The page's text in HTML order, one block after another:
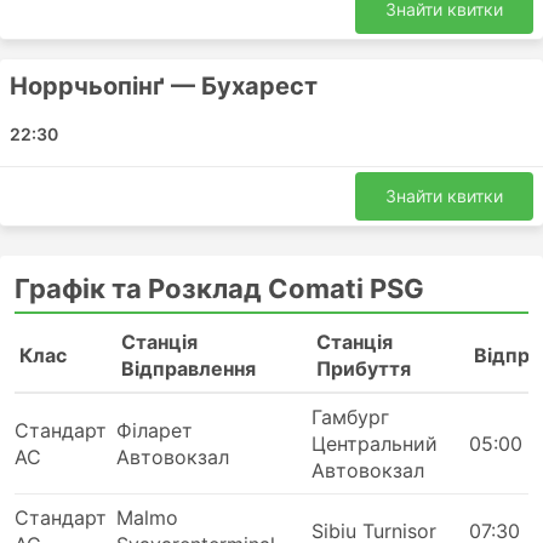
Дева - Прага
Дрезден - Sebes
Прага - Коллінг
Гельсінгборг - Сібіу
Ольборг - Брашов
Comati PSG Вартість Квитків та Класи
Однією з найкращих речей в поїздках автобусом є
під себе, до своїх вимог приватності та комфорту.
Знайти квитки
Норрчьопінґ — Бухарест
22:30
Знайти квитки
Графік та Розклад Comati PSG
Клас
Станція
Відправлення
Станція
Прибуття
Стандарт
АС
Філарет
Автовокзал
Гамбург
Центральний
Автовокзал
05:00
Стандарт Malmo
Sibiu Turnisor 07:30